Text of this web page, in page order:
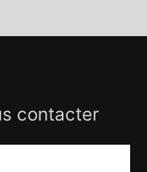
contacter